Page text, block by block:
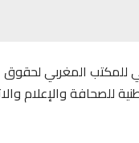
المغربي لحقوق
للصحافة والإعلام